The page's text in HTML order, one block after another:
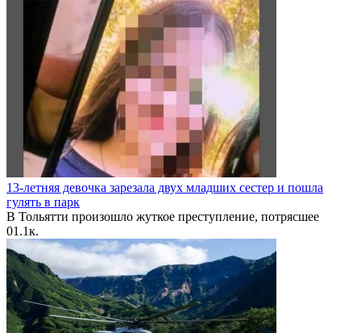
13-летняя девочка зарезала двух младших сестер и пошла
гулять в парк
В Тольятти произошло жуткое преступление, потрясшее
01.1к.